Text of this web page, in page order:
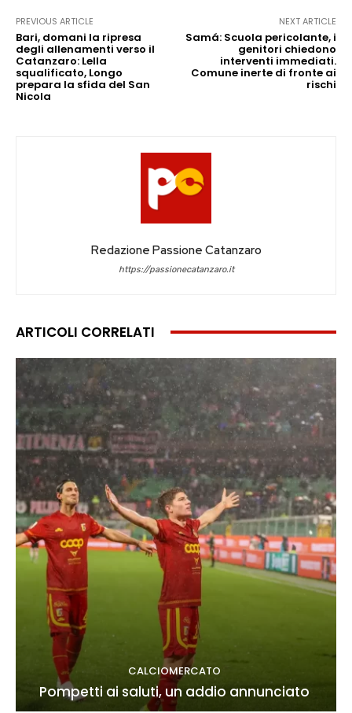
PREVIOUS ARTICLE
Bari, domani la ripresa
degli allenamenti verso il
Catanzaro: Lella
squalificato, Longo
prepara la sfida del San
Nicola
NEXT ARTICLE
Samá: Scuola pericolante, i
genitori chiedono
interventi immediati.
Comune inerte di fronte ai
rischi
Redazione Passione Catanzaro
https://passionecatanzaro.it
ARTICOLI CORRELATI
CALCIOMERCATO
Pompetti ai saluti, un addio annunciato